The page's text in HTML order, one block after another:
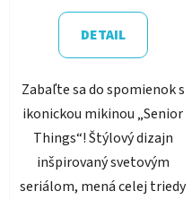
DETAIL
Zabaľte sa do spomienok s
ikonickou mikinou „Senior
Things“! Štýlový dizajn
inšpirovaný svetovým
seriálom, mená celej triedy